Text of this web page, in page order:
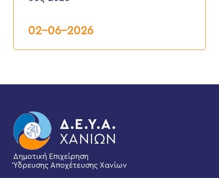
202602-06-2026
Δημοτική Επιχείρηση
Ύδρευσης Αποχέτευσης Χανίων